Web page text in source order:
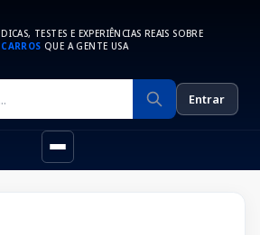
DICAS, TESTES E EXPERIÊNCIAS REAIS SOBRE
CARROS QUE A GENTE USA
Entrar